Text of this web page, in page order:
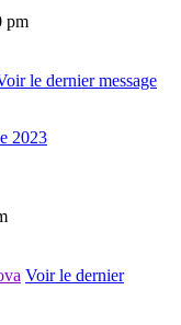
pm
le dernier message
2023
Voir le dernier